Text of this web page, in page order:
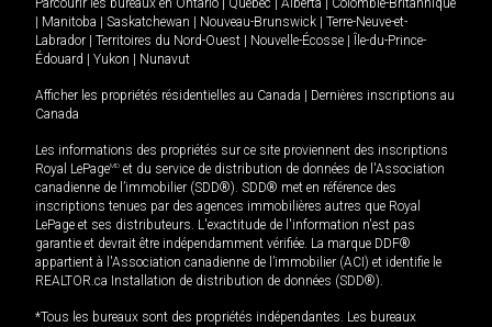
Parcourir les bureaux en Ontario Québec Alberta
Colombie-Britannique
Manitoba Saskatchewan Nouveau-Brunswick
Terre-Neuve-et-
Labrador
Territoires du Nord-Ouest Nouvelle-Écosse
Île-du-Prince-
Édouard
Yukon Nunavut
Afficher les propriétés résidentielles au Canada
Dernières inscriptions au
Canada
Les informations des propriétés sur ce site proviennent des inscriptions
Royal LePageMD et du service de distribution de données de l'Association
canadienne de l’immobilier (SDD®). SDD® met en référence des
inscriptions tenues par des agences immobilières autres que Royal
LePage et ses distributeurs. L'exactitude de l'information n'est pas
garantie et devrait être indépendamment vérifiée. La marque DDF®
appartient à l'Association canadienne de l’immobilier (ACI) et identifie le
REALTOR.ca Installation de distribution de données (SDD®).
*Tous les bureaux sont des propriétés indépendantes. Les bureaux